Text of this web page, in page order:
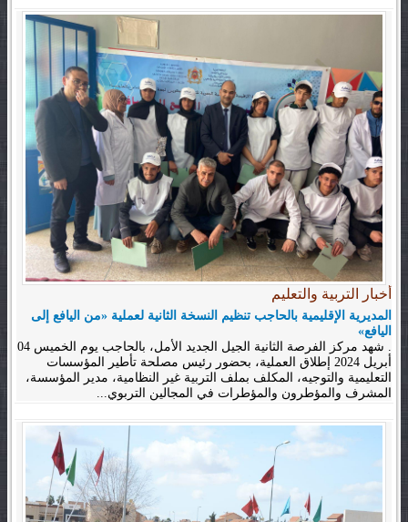
أخبار التربية والتعليم
المديرية الإقليمية بالحاجب تنظيم النسخة الثانية لعملية «من اليافع إلى
اليافع»
. شهد مركز الفرصة الثانية الجيل الجديد الأمل، بالحاجب يوم الخميس 04
أبريل 2024 إطلاق العملية، بحضور رئيس مصلحة تأطير المؤسسات
التعليمية والتوجيه، المكلف بملف التربية غير النظامية، مدير المؤسسة،
المشرف والمؤطرون والمؤطرات في المجالين التربوي...